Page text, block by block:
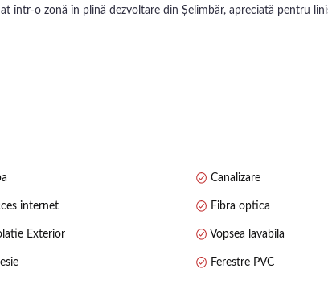
într-o zonă în plină dezvoltare din Șelimbăr, apreciată pentru
Canalizare
internet Fibra optica
Exterior Vopsea lavabila
Ferestre PVC